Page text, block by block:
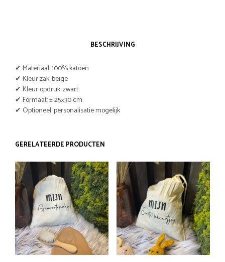
BESCHRIJVING
✔ Materiaal: 100% katoen
✔ Kleur zak: beige
✔ Kleur opdruk: zwart
✔ Formaat: ± 25×30 cm
✔ Optioneel: personalisatie mogelijk
GERELATEERDE PRODUCTEN